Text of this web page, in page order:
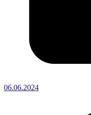
06.06.2024